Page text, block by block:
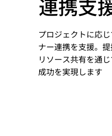
連携支
プロジェクトに応
ナー連携を支援。
リソース共有を通
成功を実現します